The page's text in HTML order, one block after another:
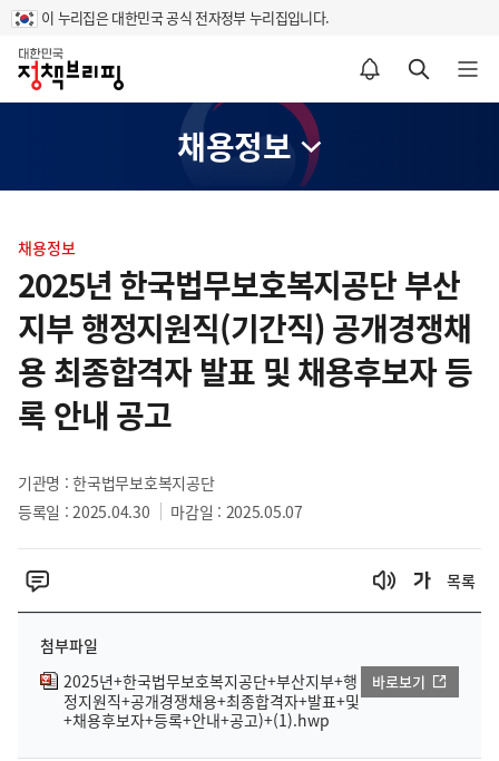
이 누리집은 대한민국 공식 전자정부 누리집입니다.
홈
알림설정 바로가기 검색 바로가기 메뉴 열기
채용정보
텐
츠
영
역
채용정보
2025년 한국법무보호복지공단 부산
지부 행정지원직(기간직) 공개경쟁채
용 최종합격자 발표 및 채용후보자 등
록 안내 공고
기관명 : 한국법무보호복지공단
등록일 : 2025.04.30
마감일 : 2025.05.07
목록
첨부파일
2025년+한국법무보호복지공단+부산지부+행
정지원직+공개경쟁채용+최종합격자+발표+및
+채용후보자+등록+안내+공고)+(1).hwp
바로보기